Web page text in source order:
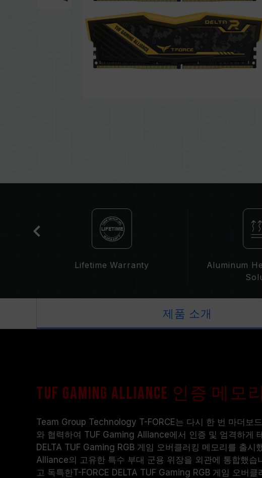
Lifetime Warranty
Aluminum
제품 소개
TUF Gaming Alliance 인증 메모리
Team Group Technology T-FORCE는 다시 한 번 마더보
와 협력하여 TUF Gaming Alliance에서 인증 및 엄격하게
DELTA TUF Gaming RGB 게임 오버클러킹 메모리를 출시
Alliance의 고유한 특수 부대 군용 위장을 외관에 통합했습
고 독특한T-FORCE DELTA TUF Gaming RGB 게임 오버클